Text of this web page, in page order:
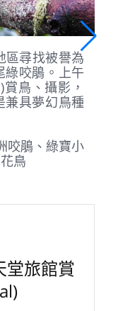
咬鵑